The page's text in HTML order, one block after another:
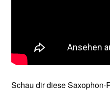
Schau dir diese Saxophon-